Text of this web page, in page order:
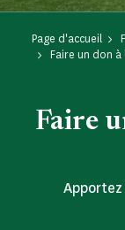
Page d'accueil
Faire un don
Faire